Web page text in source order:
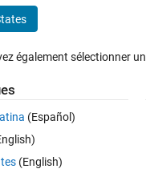
Août 2022
également sélectionner
(Español)
(English)